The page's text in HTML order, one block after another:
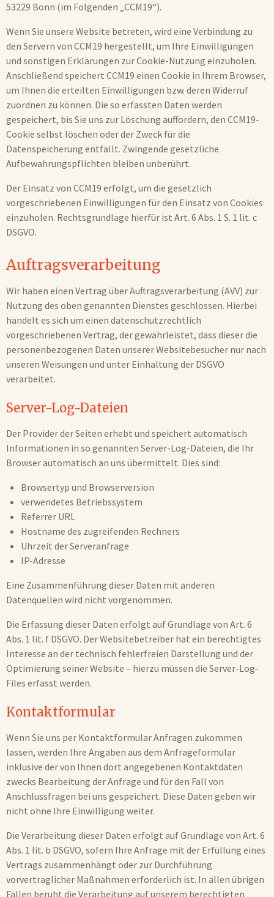
53229 Bonn (im Folgenden „CCM19“).
Wenn Sie unsere Website betreten, wird eine Verbindung zu
den Servern von CCM19 hergestellt, um Ihre Einwilligungen
und sonstigen Erklärungen zur Cookie-Nutzung einzuholen.
Anschließend speichert CCM19 einen Cookie in Ihrem Browser,
um Ihnen die erteilten Einwilligungen bzw. deren Widerruf
zuordnen zu können. Die so erfassten Daten werden
gespeichert, bis Sie uns zur Löschung auffordern, den CCM19-
Cookie selbst löschen oder der Zweck für die
Datenspeicherung entfällt. Zwingende gesetzliche
Aufbewahrungspflichten bleiben unberührt.
Der Einsatz von CCM19 erfolgt, um die gesetzlich
vorgeschriebenen Einwilligungen für den Einsatz von Cookies
einzuholen. Rechtsgrundlage hierfür ist Art. 6 Abs. 1 S. 1 lit. c
DSGVO.
Auftragsverarbeitung
Wir haben einen Vertrag über Auftragsverarbeitung (AVV) zur
Nutzung des oben genannten Dienstes geschlossen. Hierbei
handelt es sich um einen datenschutzrechtlich
vorgeschriebenen Vertrag, der gewährleistet, dass dieser die
personenbezogenen Daten unserer Websitebesucher nur nach
unseren Weisungen und unter Einhaltung der DSGVO
verarbeitet.
Server-Log-Dateien
Der Provider der Seiten erhebt und speichert automatisch
Informationen in so genannten Server-Log-Dateien, die Ihr
Browser automatisch an uns übermittelt. Dies sind:
Browsertyp und Browserversion
verwendetes Betriebssystem
Referrer URL
Hostname des zugreifenden Rechners
Uhrzeit der Serveranfrage
IP-Adresse
Eine Zusammenführung dieser Daten mit anderen
Datenquellen wird nicht vorgenommen.
Die Erfassung dieser Daten erfolgt auf Grundlage von Art. 6
Abs. 1 lit. f DSGVO. Der Websitebetreiber hat ein berechtigtes
Interesse an der technisch fehlerfreien Darstellung und der
Optimierung seiner Website – hierzu müssen die Server-Log-
Files erfasst werden.
Kontaktformular
Wenn Sie uns per Kontaktformular Anfragen zukommen
lassen, werden Ihre Angaben aus dem Anfrageformular
inklusive der von Ihnen dort angegebenen Kontaktdaten
zwecks Bearbeitung der Anfrage und für den Fall von
Anschlussfragen bei uns gespeichert. Diese Daten geben wir
nicht ohne Ihre Einwilligung weiter.
Die Verarbeitung dieser Daten erfolgt auf Grundlage von Art. 6
Abs. 1 lit. b DSGVO, sofern Ihre Anfrage mit der Erfüllung eines
Vertrags zusammenhängt oder zur Durchführung
vorvertraglicher Maßnahmen erforderlich ist. In allen übrigen
Fällen beruht die Verarbeitung auf unserem berechtigten